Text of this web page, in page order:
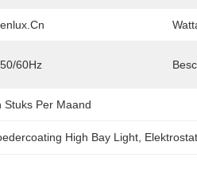
60Hz
Stuks Per Maand
High Bay Light